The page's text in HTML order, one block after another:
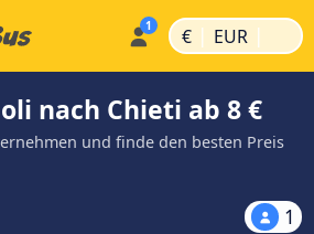
€ | EUR |
nach Chieti ab 8 €
und finde den besten Preis
1